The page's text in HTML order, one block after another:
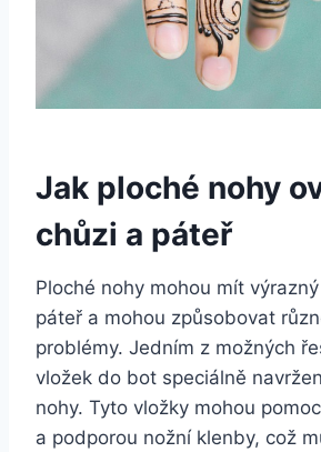
Jak ploché nohy
chůzi a páteř
Ploché nohy mohou mít
páteř a mohou způsobovat
problémy. Jedním z možných
vložek do bot speciálně
nohy. Tyto vložky mohou
a podporou nožní klenby, což